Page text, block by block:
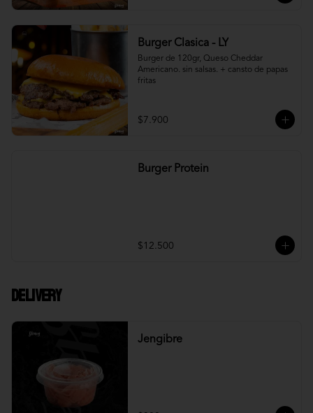
Burger Clasica - LY
Burger de 120gr, Queso Cheddar
Americano. sin salsas. + cansto de papas
fritas
$7.900
Burger Protein
$12.500
DELIVERY
Jengibre